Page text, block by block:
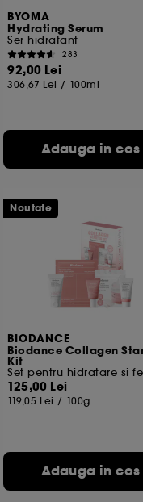
BYOMA
Hydrating Serum
Ser hidratant
283
92,00 Lei
306,67 Lei / 100ml
Adauga in cos
BIODANCE
Biodance Collagen
Kit
125,00 Lei
119,05 Lei / 100g
Adauga in cos
Noutate